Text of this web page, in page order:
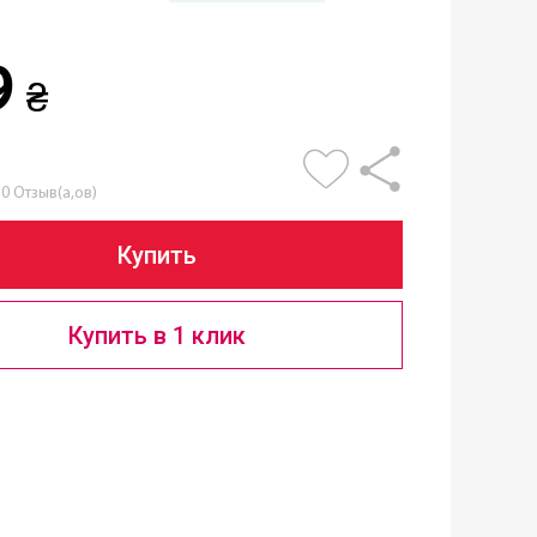
₴
0 Отзыв(а,ов)
Купить
Купить в 1 клик